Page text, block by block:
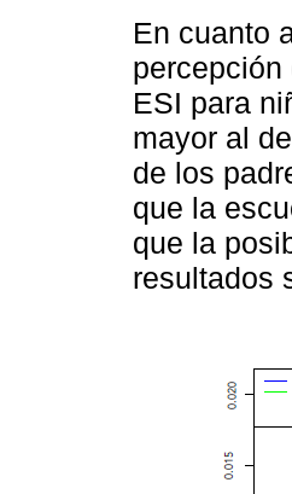
En cuanto
ESI para
mayor al
de los
que la
que la
resultados